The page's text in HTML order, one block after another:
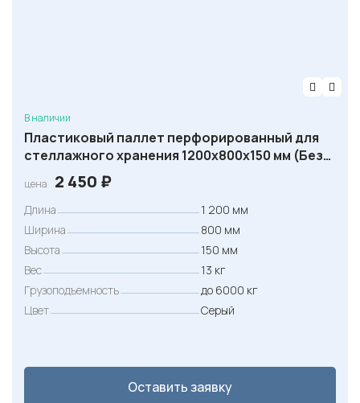
В наличии
Пластиковый паллет перфорированный для
стеллажного хранения 1200х800х150 мм (Без
усилений)
цена 2 450 ₽
Длина
1 200 мм
Ширина
800 мм
Высота
150 мм
Вес
13 кг
Грузоподъемность
до 6000 кг
Цвет
Серый
Оставить заявку